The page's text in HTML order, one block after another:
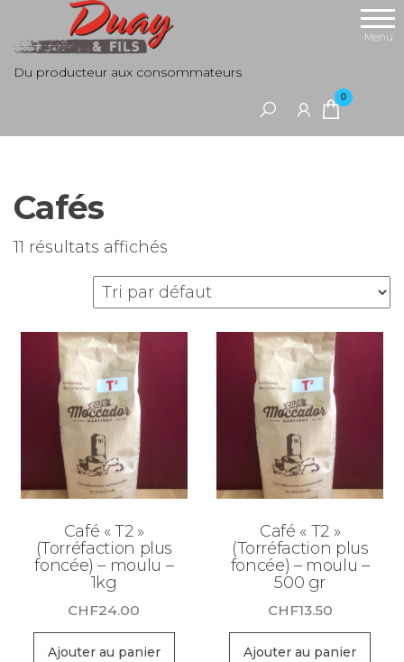
Du producteur aux consommateurs
0
Menu
Cafés
11 résultats affichés
Café « T2 »
(Torréfaction plus
foncée) – moulu –
1kg
CHF24.00
Ajouter au panier
Café « T2 »
(Torréfaction plus
foncée) – moulu –
500 gr
CHF13.50
Ajouter au panier